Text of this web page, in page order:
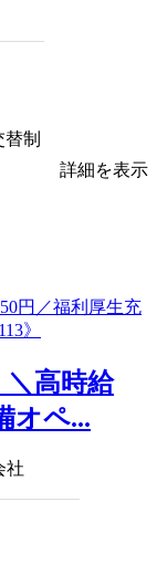
制
詳細を表示
＼高時給
オペ...
社